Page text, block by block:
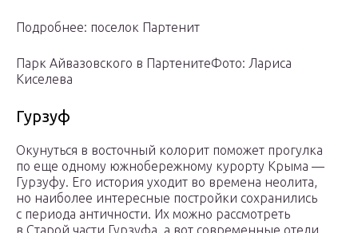
Подробнее: поселок Партенит
Парк Айвазовского в ПартенитеФото: Лариса
Киселева
Гурзуф
Окунуться в восточный колорит поможет прогулка
по еще одному южнобережному курорту Крыма —
Гурзуфу. Его история уходит во времена неолита,
но наиболее интересные постройки сохранились
с периода античности. Их можно рассмотреть
в Старой части Гурзуфа, а вот современные отели